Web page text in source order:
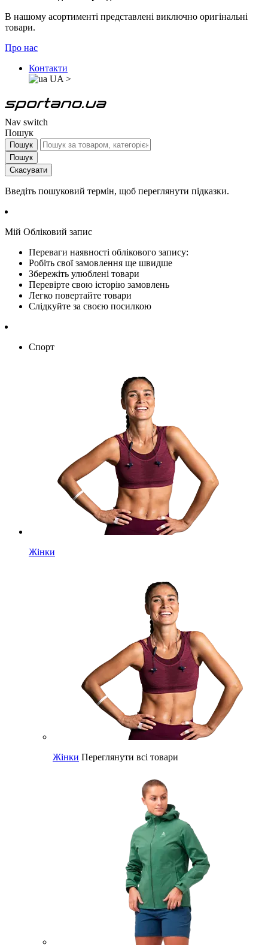
В нашому асортименті представлені виключно оригінальні
товари.
Про нас
Контакти
UA >
Nav switch
Пошук
Пошук
Пошук
Скасувати
Введіть пошуковий термін, щоб переглянути підказки.
Мій Обліковий запис
Переваги наявності облікового запису:
Робіть свої замовлення ще швидше
Збережіть улюблені товари
Перевірте свою історію замовлень
Легко повертайте товари
Слідкуйте за своєю посилкою
Спорт
Жінки
Жінки Переглянути всі товари